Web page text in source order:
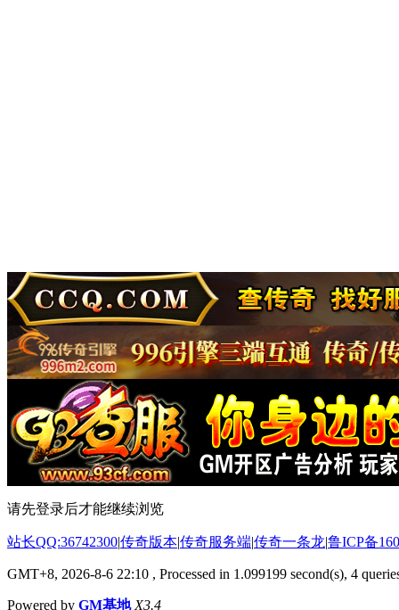
请先登录后才能继续浏览
站长QQ:36742300|传奇版本|传奇服务端|传奇一条龙|鲁ICP备
GMT+8, 2026-8-6 22:10 , Processed in 1.099199 second(s), 4
Powered by GM基地 X3.4